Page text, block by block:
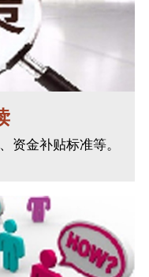
资金补贴标准等。